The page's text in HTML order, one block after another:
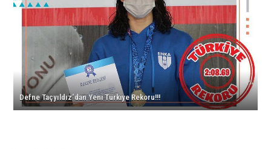
Türkiye
Rekoru!!!
için
Defne Taçyıldız‘dan Yeni Türkiye Rekoru!!!
Rekor
Daha
için
ve
Tokyo
2020
Olimpiyat
A
Barajı!
için
18
Yaş
Türkiye
Rekoru!
için
13
Yaş
YTR
için
Güreş
Avrupa
Beşincisi
Oldu.
için